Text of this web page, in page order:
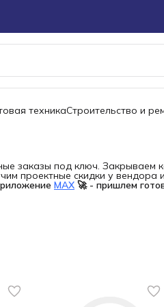
техникаСтроительство и
заказы под ключ. Закрываем
проектные скидки у вендора
MAX 🚀 - пришлем